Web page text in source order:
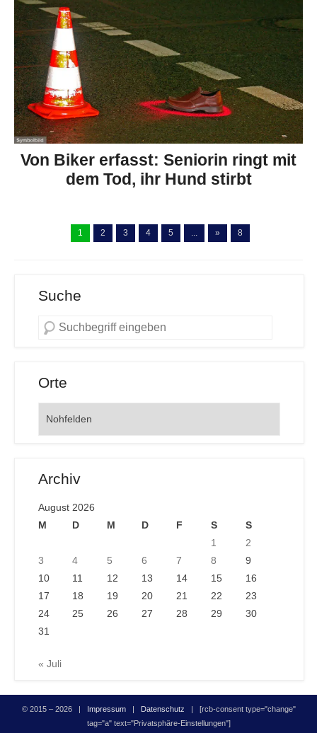
Von Biker erfasst: Seniorin ringt mit
dem Tod, ihr Hund stirbt
1 2 3 4 5 » 8
Suche
Orte
Archiv
August 2026
M
D M D F S
S
1
2
3
4 5 6 7 8
9
10
11 12 13 14 15
16
17
18 19 20 21 22
23
24
25 26 27 28 29
30
31
« Juli
© 2015 – 2026 | Impressum| Datenschutz | [rcb-consent type="change"
tag="a" text="Privatsphäre-Einstellungen"]